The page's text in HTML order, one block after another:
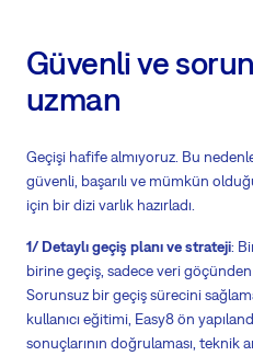
Güvenli ve
uzman
Geçişi hafife almıyoruz. Bu
güvenli, başarılı ve mümkün
için bir dizi varlık hazırladı.
1/ Detaylı geçiş planı ve strateji:
birine geçiş, sadece veri göçünden
Sorunsuz bir geçiş sürecini
kullanıcı eğitimi, Easy8 ön
sonuçlarının doğrulaması,